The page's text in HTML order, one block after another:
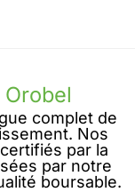
complet de
Nos
par la
par notre
boursable.